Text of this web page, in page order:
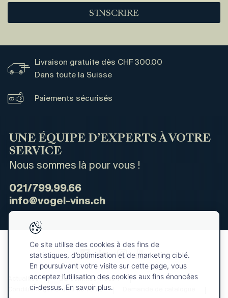
S'INSCRIRE
Livraison gratuite dès CHF 300.00
Dans toute la Suisse
Paiements sécurisés
UNE ÉQUIPE D’EXPERTS À VOTRE
SERVICE
Nous sommes là pour vous !
021/799.99.66
info@vogel-vins.ch
Actualités
Qui sommes-nous ?
Conditions générales de vente
Ce site utilise des cookies à des fins de
statistiques, d’optimisation et de marketing ciblé.
En poursuivant votre visite sur cette page, vous
acceptez l’utilisation des cookies aux fins énoncées
ci-dessus. En savoir plus.